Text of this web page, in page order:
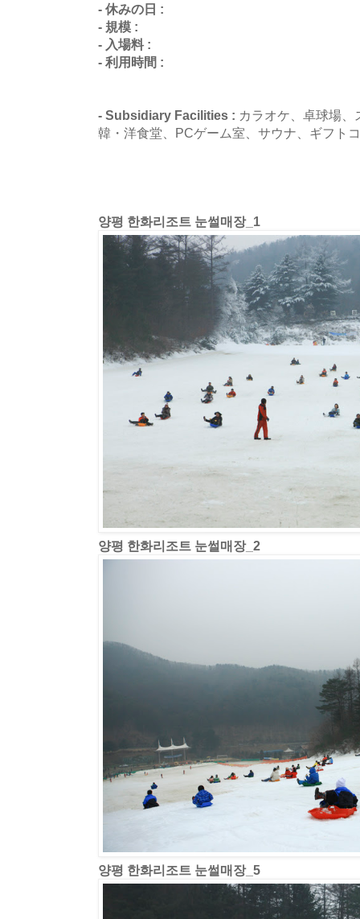
- 休みの日 :
- 規模 :
- 入場料 :
- 利用時間 :
- Subsidiary Facilities : カラオケ、卓球場
韓・洋食堂、PCゲーム室、サウナ、ギフト
양평 한화리조트 눈썰매장_1
양평 한화리조트 눈썰매장_2
양평 한화리조트 눈썰매장_5